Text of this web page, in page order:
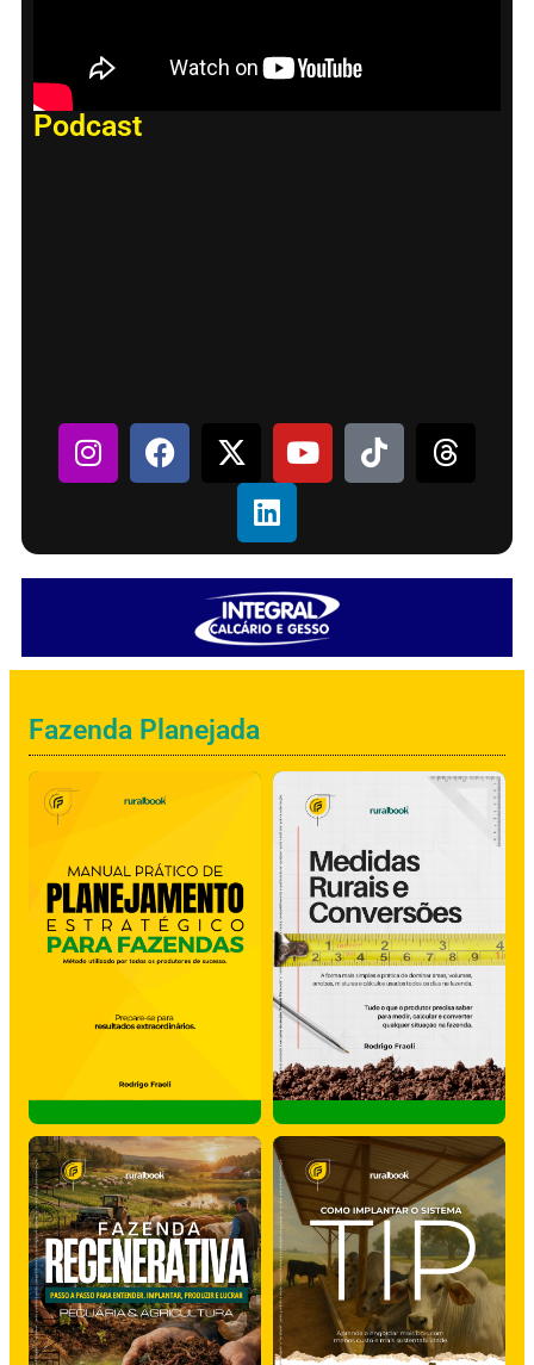
Podcast
Fazenda Planejada